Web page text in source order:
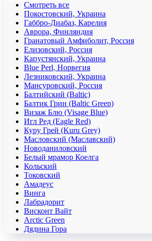
Смотреть все
Покостовский, Украина
Габбро-Диабаз, Карелия
Аврора, Финляндия
Гранатовый Амфиболит, Россия
Елизовский, Россия
Капустянский, Украина
Blue Perl, Норвегия
Лезниковский, Украина
Мансуровский, Россия
Балтийский (Baltic)
Балтик Грин (Baltic Green)
Визаж Блю (Visage Blue)
Игл Ред (Eagle Red)
Куру Грей (Kuru Grey)
Масловский (Маславский)
Новоданиловский
Белый мрамор Коелга
Кольский
Токовский
Амадеус
Винга
Лабрадорит
Висконт Вайт
Аrctic Green
Дядина Гора